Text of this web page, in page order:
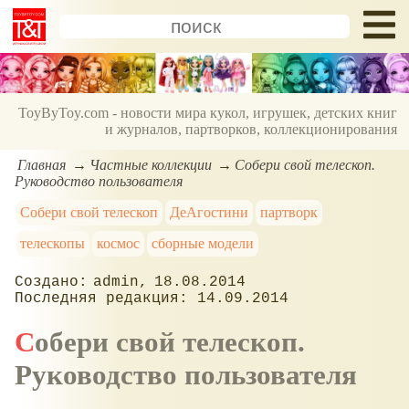
ToyByToy.com - новости мира кукол, игрушек, детских книг
и журналов, партворков, коллекционирования
Главная Частные коллекции
Собери свой телескоп.
Руководство пользователя
Собери свой телескоп
ДеАгостини
партворк
телескопы
космос сборные модели
admin
18.08.2014
14.09.2014
Собери свой телескоп.
Руководство пользователя